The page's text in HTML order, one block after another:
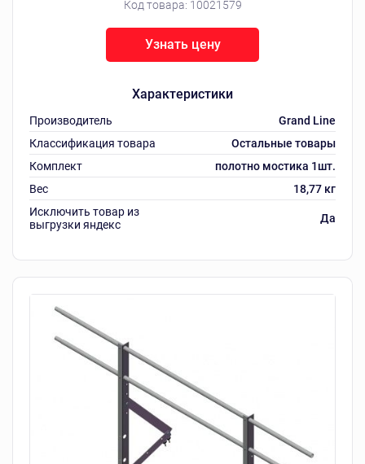
Код товара: 10021579
Характеристики
Производитель
Grand Line
Классификация товара
Остальные товары
Комплект
полотно мостика 1шт.
Вес
18,77 кг
Исключить товар из
выгрузки яндекс
Да
Узнать цену